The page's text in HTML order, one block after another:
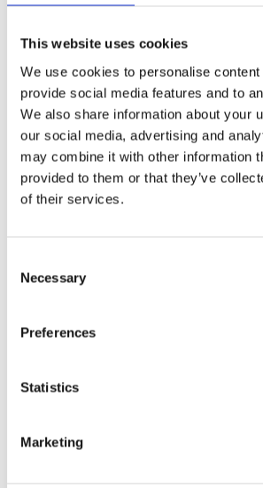
This website uses cookies
We use cookies to personalise
provide social media features and to
We also share information about your
our social media, advertising and
may combine it with other information
provided to them or that they’ve
of their services.
Selection
Necessary
Preferences
Statistics
Marketing
influenzano e, spesso, determinano i
caratteristiche socioeconomiche). In
processi di sviluppo economico delle
nazionali vanno cercate sia le
regionali”, ossia le disparità nei
reddito pro-capite tra regioni, sia le
“squilibri ambientali”, ossia lo
degrado ambientale e il
quella più ampia rappresentata
PROFILO BIOGRAFICO
GAETANO LISI è Professore
economica presso la Facoltà di